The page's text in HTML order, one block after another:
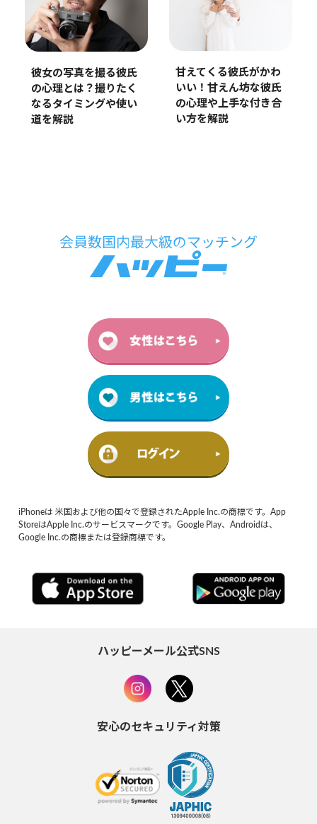
彼女の写真を撮る彼氏
の心理とは？撮りたく
なるタイミングや使い
道を解説
甘えてくる彼氏がかわ
いい！甘えん坊な彼氏
の心理や上手な付き合
い方を解説
iPhoneは 米国および他の国々で登録されたApple Inc.の商標です。App
StoreはApple Inc.のサービスマークです。Google Play、Androidは、
Google Inc.の商標または登録商標です。
ハッピーメール公式SNS
安心のセキュリティ対策